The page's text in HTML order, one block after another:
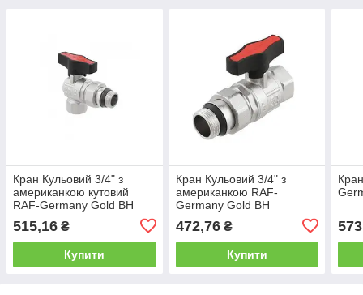
Кран Кульовий 3/4" з
американкою кутовий
RAF-Germany Gold ВН
515,16 ₴
Купити
Кран Кульовий 3/4" з
американкою RAF-
Germany Gold ВН
472,76₴
Купити